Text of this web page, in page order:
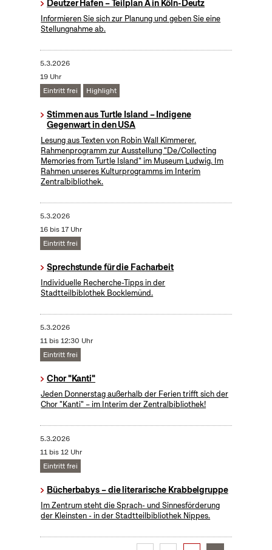
Deutzer Hafen – Teilplan A in Köln-Deutz
Informieren Sie sich zur Planung und geben Sie eine
Stellungnahme ab.
5.3.2026
19 Uhr
Eintritt frei
Highlight
Stimmen aus Turtle Island – Indigene
Gegenwart in den USA
Lesung aus Texten von Robin Wall Kimmerer.
Rahmenprogramm zur Ausstellung "De/Collecting
Memories from Turtle Island" im Museum Ludwig. Im
Rahmen unseres Kulturprogramms im Interim
Zentralbibliothek.
5.3.2026
16 bis 17 Uhr
Eintritt frei
Sprechstunde für die Facharbeit
Individuelle Recherche-Tipps in der
Stadtteilbiblothek Bocklemünd.
5.3.2026
11 bis 12:30 Uhr
Eintritt frei
Chor "Kanti"
Jeden Donnerstag außerhalb der Ferien trifft sich der
Chor "Kanti" – im Interim der Zentralbibliothek!
5.3.2026
11 bis 12 Uhr
Eintritt frei
Bücherbabys – die literarische Krabbelgruppe
Im Zentrum steht die Sprach- und Sinnesförderung
der Kleinsten - in der Stadtteilbibliothek Nippes.